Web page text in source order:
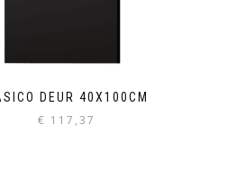
DEUR 40X100CM
€ 117,37